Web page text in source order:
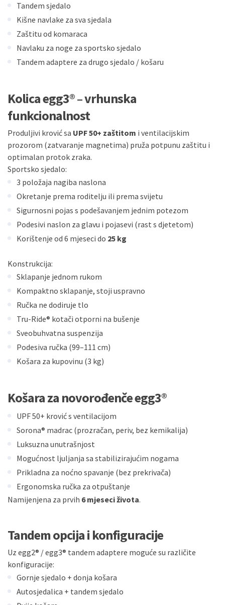
Tandem sjedalo
Kišne navlake za sva sjedala
Zaštitu od komaraca
Navlaku za noge za sportsko sjedalo
Tandem adaptere za drugo sjedalo / košaru
Kolica egg3® – vrhunska
funkcionalnost
Produljivi krović sa UPF 50+ zaštitom i ventilacijskim
prozorom (zatvaranje magnetima) pruža potpunu zaštitu i
optimalan protok zraka.
Sportsko sjedalo:
3 položaja nagiba naslona
Okretanje prema roditelju ili prema svijetu
Sigurnosni pojas s podešavanjem jednim potezom
Podesivi naslon za glavu i pojasevi (rast s djetetom)
Korištenje od 6 mjeseci do 25 kg
Konstrukcija:
Sklapanje jednom rukom
Kompaktno sklapanje, stoji uspravno
Ručka ne dodiruje tlo
Tru-Ride® kotači otporni na bušenje
Sveobuhvatna suspenzija
Podesiva ručka (99–111 cm)
Košara za kupovinu (3 kg)
Košara za novorođenče egg3®
UPF 50+ krović s ventilacijom
Sorona® madrac (prozračan, periv, bez kemikalija)
Luksuzna unutrašnjost
Mogućnost ljuljanja sa stabilizirajućim nogama
Prikladna za noćno spavanje (bez prekrivača)
Ergonomska ručka za otpuštanje
Namijenjena za prvih 6 mjeseci života.
Tandem opcija i konfiguracije
Uz egg2® / egg3® tandem adaptere moguće su različite
konfiguracije:
Gornje sjedalo + donja košara
Autosjedalica + tandem sjedalo